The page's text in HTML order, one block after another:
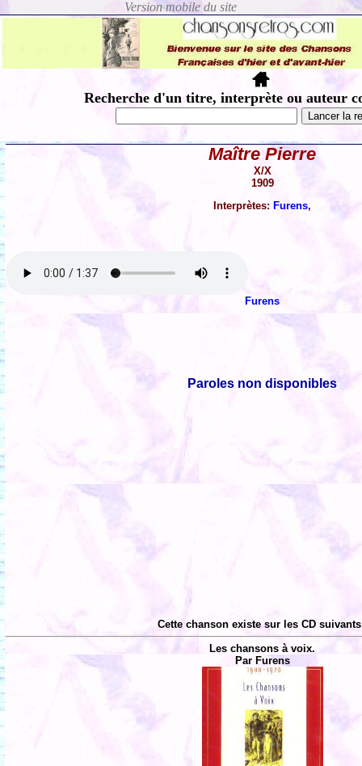
Recherche d'un titre, interprète ou auteur
Maître Pierre
X/X
1909
Interprètes: Furens,
Furens
Paroles non disponibles
Cette chanson existe sur les CD
Les chansons à voix.
Par Furens